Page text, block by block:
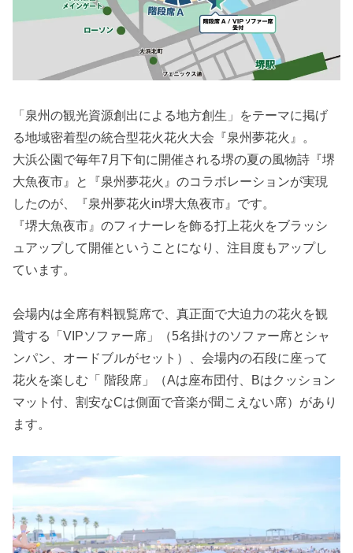
「泉州の観光資源創出による地方創生」をテーマに掲げ
る地域密着型の統合型花火花火大会『泉州夢花火』。
大浜公園で毎年7月下旬に開催される堺の夏の風物詩『堺
大魚夜市』と『泉州夢花火』のコラボレーションが実現
したのが、『泉州夢花火in堺大魚夜市』です。
『堺大魚夜市』のフィナーレを飾る打上花火をブラッシ
ュアップして開催ということになり、注目度もアップし
ています。
会場内は全席有料観覧席で、真正面で大迫力の花火を観
賞する「VIPソファー席」（5名掛けのソファー席とシャ
ンパン、オードブルがセット）、会場内の石段に座って
花火を楽しむ「 階段席」（Aは座布団付、Bはクッション
マット付、割安なCは側面で音楽が聞こえない席）があり
ます。